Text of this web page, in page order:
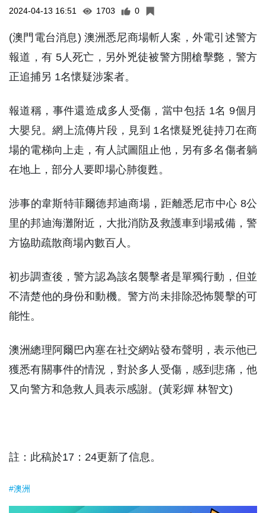
2024-04-13 16:51 1703 0
(澳門電台消息) 澳洲悉尼商場斬人案，外電引述警方
報道，有 5人死亡，另外兇徒被警方開槍擊斃，警方
正追捕另 1名懷疑涉案者。
報道稱，事件還造成多人受傷，當中包括 1名 9個月
大嬰兒。網上流傳片段，見到 1名懷疑兇徒持刀在商
場的電梯向上走，有人試圖阻止他，另有多名傷者躺
在地上，部分人要即場心肺復甦。
涉事的韋斯特菲爾德邦迪商場，距離悉尼市中心 8公
里的邦迪海灘附近，大批消防及救護車到場戒備，警
方協助疏散商場內數百人。
初步調查後，警方認為該名襲擊者是單獨行動，但並
不清楚他的身份和動機。警方尚未排除恐怖襲擊的可
能性。
澳洲總理阿爾巴內塞在社交網站發布聲明，表示他已
獲悉有關事件的情況，對於多人受傷，感到悲痛，他
又向警方和急救人員表示感謝。(黃彩嬋 林智文)
註：此稿於17：24更新了信息。
#澳洲